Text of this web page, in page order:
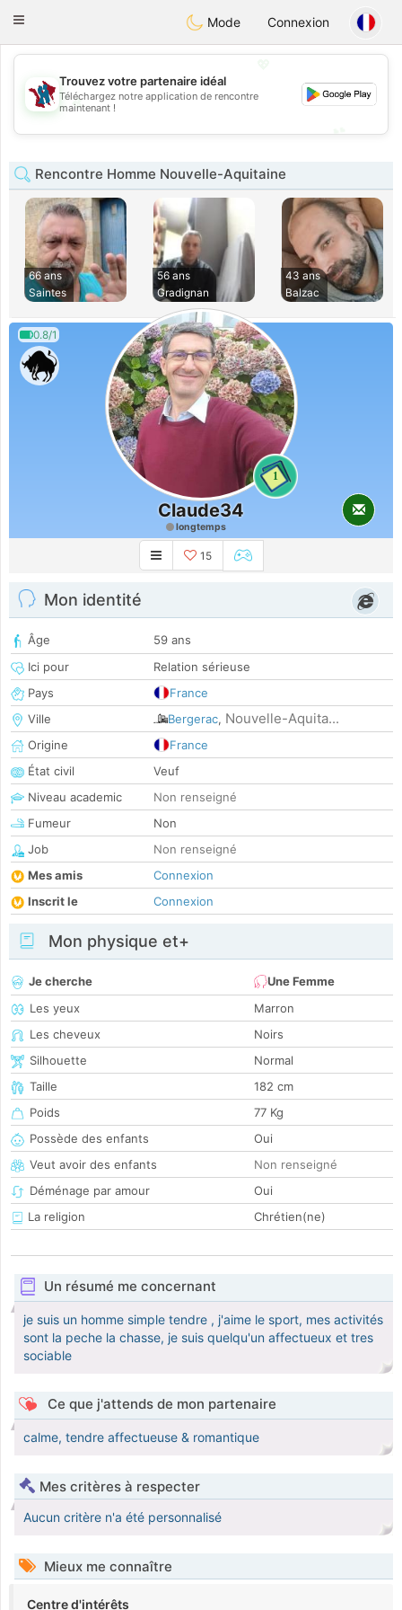
Taimerais
Toggle
Mode Connexion
💖
💕
Trouvez votre partenaire idéal
Téléchargez notre application de rencontre
maintenant !
Rencontre Homme Nouvelle-Aquitaine
66 ans
Saintes
56 ans
Gradignan
43 ans
Balzac
0.8/1
1
Claude34
longtemps
15
Mon identité
Âge
59 ans
Ici pour
Relation sérieuse
Pays
France
Ville
Bergerac, Nouvelle-Aquita...
Origine
France
État civil
Veuf
Niveau academic
Non renseigné
Fumeur
Non
Job
Non renseigné
Mes amis
Connexion
Inscrit le
Connexion
Mon physique et+
Je cherche
Une Femme
Les yeux
Marron
Les cheveux
Noirs
Silhouette
Normal
Taille
182 cm
Poids
77 Kg
Possède des enfants
Oui
Veut avoir des enfants
Non renseigné
Déménage par amour
Oui
La religion
Chrétien(ne)
Un résumé me concernant
je suis un homme simple tendre , j'aime le sport, mes activités
sont la peche la chasse, je suis quelqu'un affectueux et tres
sociable
Ce que j'attends de mon partenaire
calme, tendre affectueuse & romantique
Mes critères à respecter
Aucun critère n'a été personnalisé
Mieux me connaître
Centre d'intérêts